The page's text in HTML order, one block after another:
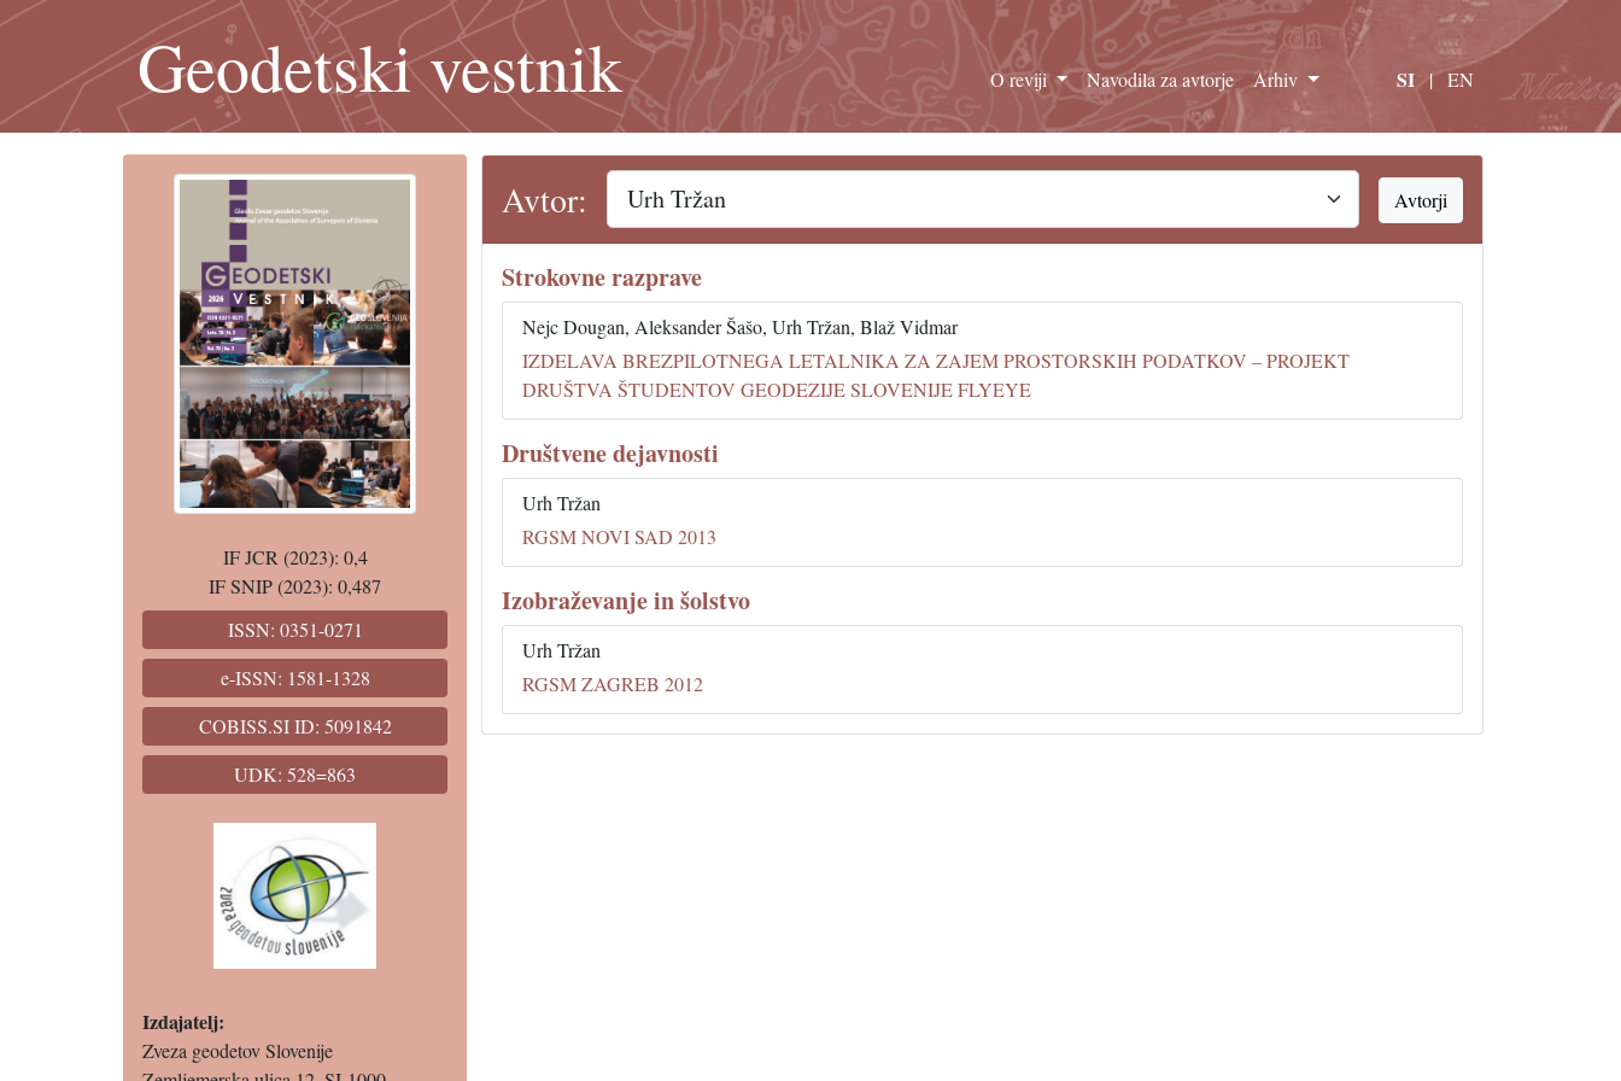
Geodetski vestnik O reviji Navodila za avtorje Arhiv SI | EN
IF JCR (2023): 0,4
IF SNIP (2023): 0,487
ISSN: 0351-0271
e-ISSN: 1581-1328
COBISS.SI ID: 5091842
UDK: 528=863
Izdajatelj:
Zveza geodetov Slovenije
Avtor: Avtorji
Strokovne razprave
Nejc Dougan, Aleksander Šašo, Urh Tržan, Blaž Vidmar
IZDELAVA BREZPILOTNEGA LETALNIKA ZA ZAJEM PROSTORSKIH PODATKOV – PROJEKT
DRUŠTVA ŠTUDENTOV GEODEZIJE SLOVENIJE FLYEYE
Društvene dejavnosti
Urh Tržan
RGSM NOVI SAD 2013
Izobraževanje in šolstvo
Urh Tržan
RGSM ZAGREB 2012